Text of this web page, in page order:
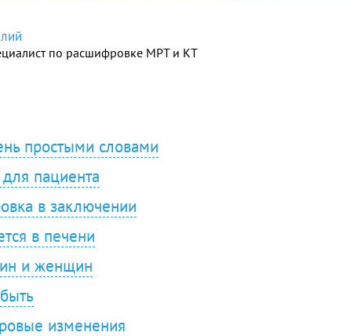
по расшифровке МРТ и КТ
простыми словами
для пациента
в заключении
в печени
и женщин
изменения